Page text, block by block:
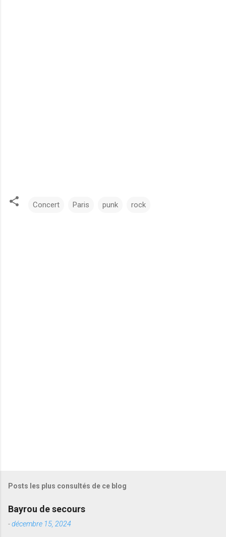
Concert Paris punk rock
Posts les plus consultés de ce blog
Bayrou de secours
-décembre 15, 2024